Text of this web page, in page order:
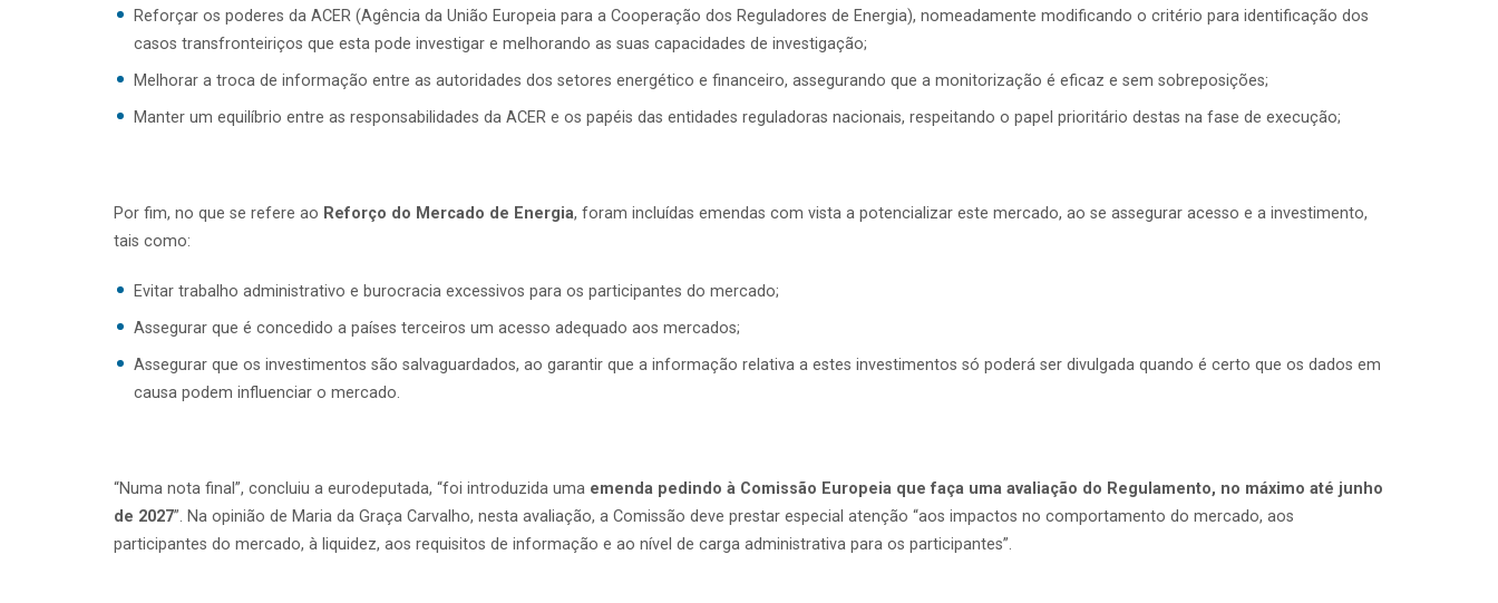
Reforçar os poderes da ACER (Agência da União Europeia para a Cooperação dos Reguladores de Energia), nomeadamente modificando o critério para identificação dos
casos transfronteiriços que esta pode investigar e melhorando as suas capacidades de investigação;
Melhorar a troca de informação entre as autoridades dos setores energético e financeiro, assegurando que a monitorização é eficaz e sem sobreposições;
Manter um equilíbrio entre as responsabilidades da ACER e os papéis das entidades reguladoras nacionais, respeitando o papel prioritário destas na fase de execução;
Por fim, no que se refere ao Reforço do Mercado de Energia, foram incluídas emendas com vista a potencializar este mercado, ao se assegurar acesso e a investimento,
tais como:
Evitar trabalho administrativo e burocracia excessivos para os participantes do mercado;
Assegurar que é concedido a países terceiros um acesso adequado aos mercados;
Assegurar que os investimentos são salvaguardados, ao garantir que a informação relativa a estes investimentos só poderá ser divulgada quando é certo que os dados em
causa podem influenciar o mercado.
“Numa nota final”, concluiu a eurodeputada, “foi introduzida uma emenda pedindo à Comissão Europeia que faça uma avaliação do Regulamento, no máximo até junho
de 2027”. Na opinião de Maria da Graça Carvalho, nesta avaliação, a Comissão deve prestar especial atenção “aos impactos no comportamento do mercado, aos
participantes do mercado, à liquidez, aos requisitos de informação e ao nível de carga administrativa para os participantes”.